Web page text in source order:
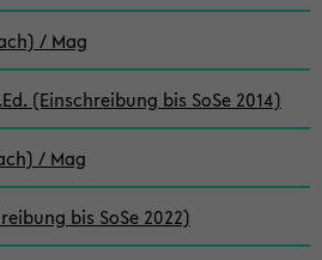
/ Mag
(Einschreibung bis SoSe 2014)
/ Mag
bis SoSe 2022)